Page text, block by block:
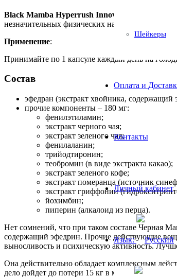
Шейкеры
Оплата и
Контакты
Личный кабинет
Язык:
Black Mamba Hyperrush Innovative Diet labs
—
незначительных физических нагрузках.
Применение:
Принимайте по 1 капсуле каждый день на
Состав
эфедран (экстракт хвойника, содержащий
прочие компоненты – 180 мг:
фенилэтиламин;
экстракт черного чая;
экстракт зеленого чая;
фенилаланин;
трийодтиронин;
теобромин (в виде экстракта какао);
экстракт зеленого кофе;
экстракт померанца (источник
экстракт гриффонии
йохимбин;
пиперин (алкалоид из перца).
Нет сомнений, что при таком составе Черная
содержащий эфедрин. Прочие действующие
выносливость и психическую активность.
Она действительно обладает комплексным
дело дойдет до потери 15 кг в месяц, но от 2-3